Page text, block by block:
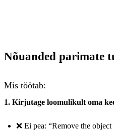
Nõuanded parimate
Mis töötab:
1. Kirjutage loomulikult oma
❌ Ei pea: “Remove the